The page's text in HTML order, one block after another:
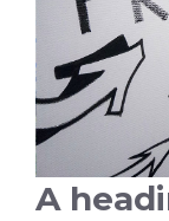
A